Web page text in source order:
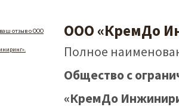
отзыв о ООО ООО «КремДо
Полное
Общество с
«КремДо